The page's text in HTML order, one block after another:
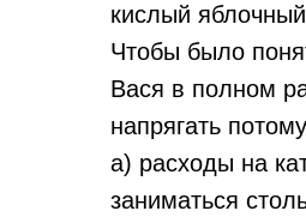
кислый
Чтобы было
Вася в полном
напрягать
а) расходы на
заниматься